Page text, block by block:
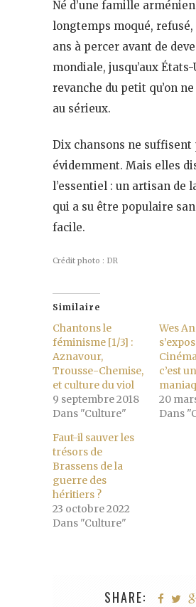
Né d’une famille
longtemps moqué,
ans à percer avant de
mondiale, jusqu’aux
revanche du petit qu’on
au sérieux.
Dix chansons ne suffisent
évidemment. Mais elles
l’essentiel : un artisan de
qui a su être populaire
facile.
Crédit photo : DR
Similaire
Chantons le
féminisme [1/3] :
Aznavour,
Trousse-Chemise,
et culture du viol
9 septembre 2018
Dans "Culture"
Wes
c’est
20
Dans
Faut-il sauver les
trésors de
Brassens de la
guerre des
héritiers ?
23 octobre 2022
Dans "Culture"
SHARE: